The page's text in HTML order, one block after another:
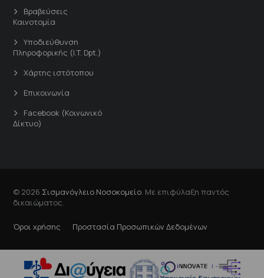
Βραβεύσεις
Καινοτομία
Υποδιεύθυνση
Πληροφορικής (I.T. Dpt.)
Χάρτης ιστότοπου
Επικοινωνία
Facebook (Κοινωνικό
Δίκτυο)
© 2026 Σισμανόγλειο Νοσοκομείο . Με επιφύλαξη παντός
δικαιώματος.
Όροι χρήσης Προστασία Προσωπικών Δεδομένων